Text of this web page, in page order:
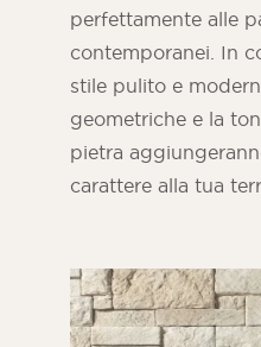
perfettamente alle
contemporanei. In
stile pulito e
geometriche e la
pietra
carattere alla tua